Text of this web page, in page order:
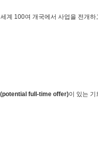
계 100여 개국에서 사업을 전개하
(potential full-time offer)이 있는 기